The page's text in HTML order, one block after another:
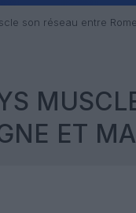
son réseau entre
ET